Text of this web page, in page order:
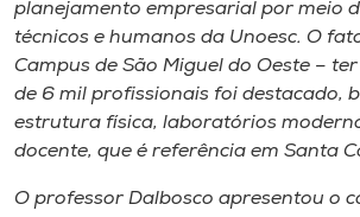
o idioma
A+
A-
planejamento empresarial por meio
técnicos e humanos da Unoesc. O
Campus de São Miguel do Oeste –
de 6 mil profissionais foi destacado,
estrutura física, laboratórios
docente, que é referência em Santa
O professor Dalbosco apresentou o